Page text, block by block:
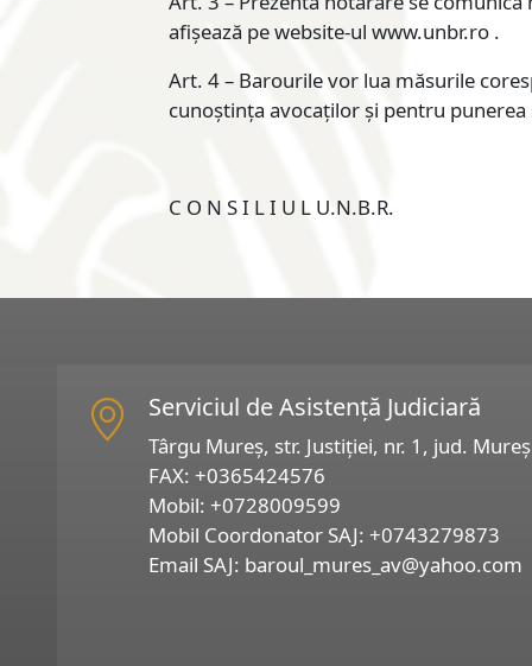
afișează pe website-ul www.unbr.ro .
Art. 4 – Barourile vor lua măsurile
cunoștința avocaților și pentru punerea
C O N S I L I U L U.N.B.R.
Serviciul de Asistență Judiciară
Târgu Mureș, str. Justiției, nr. 1, jud. Mureș
FAX: +0365424576
Mobil: +0728009599
Mobil Coordonator SAJ: +0743279873
Email SAJ: baroul_mures_av@yahoo.com